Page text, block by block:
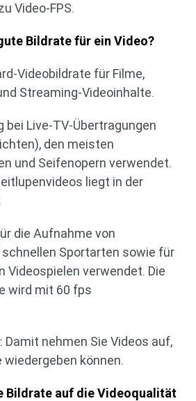
Video-FPS.
Bildrate für ein Video?
Videobildrate für Filme,
Streaming-Videoinhalte.
bei Live-TV-Übertragungen
den meisten
und Seifenopern verwendet.
liegt in der
die Aufnahme von
Sportarten sowie für
Videospielen verwendet. Die
wird mit 60 fps
: Damit nehmen Sie Videos auf,
wiedergeben können.
Bildrate auf die Videoqualität